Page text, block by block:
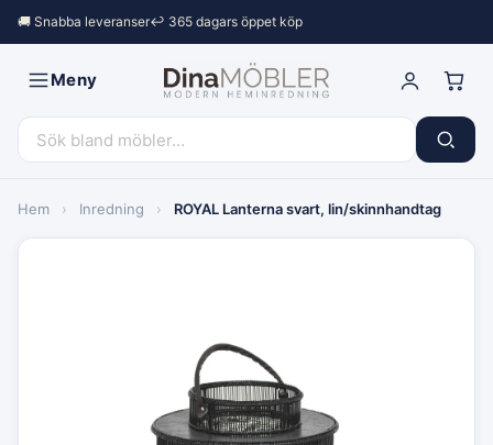
🚚 Snabba leveranser↩︎ 365 dagars öppet köp
Meny
Hem › Inredning › ROYAL Lanterna svart, lin/skinnhandtag